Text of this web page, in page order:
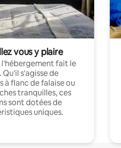
vous y plaire
l'hébergement fait le
Qu'il s'agisse de
à flanc de falaise ou
tranquilles, ces
sont dotées de
uniques.